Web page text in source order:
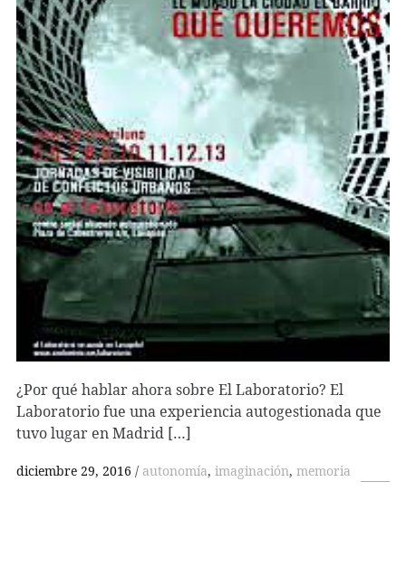
¿Por qué hablar ahora sobre El Laboratorio? El
Laboratorio fue una experiencia autogestionada que
tuvo lugar en Madrid […]
diciembre 29, 2016 autonomía, imaginación, memoria